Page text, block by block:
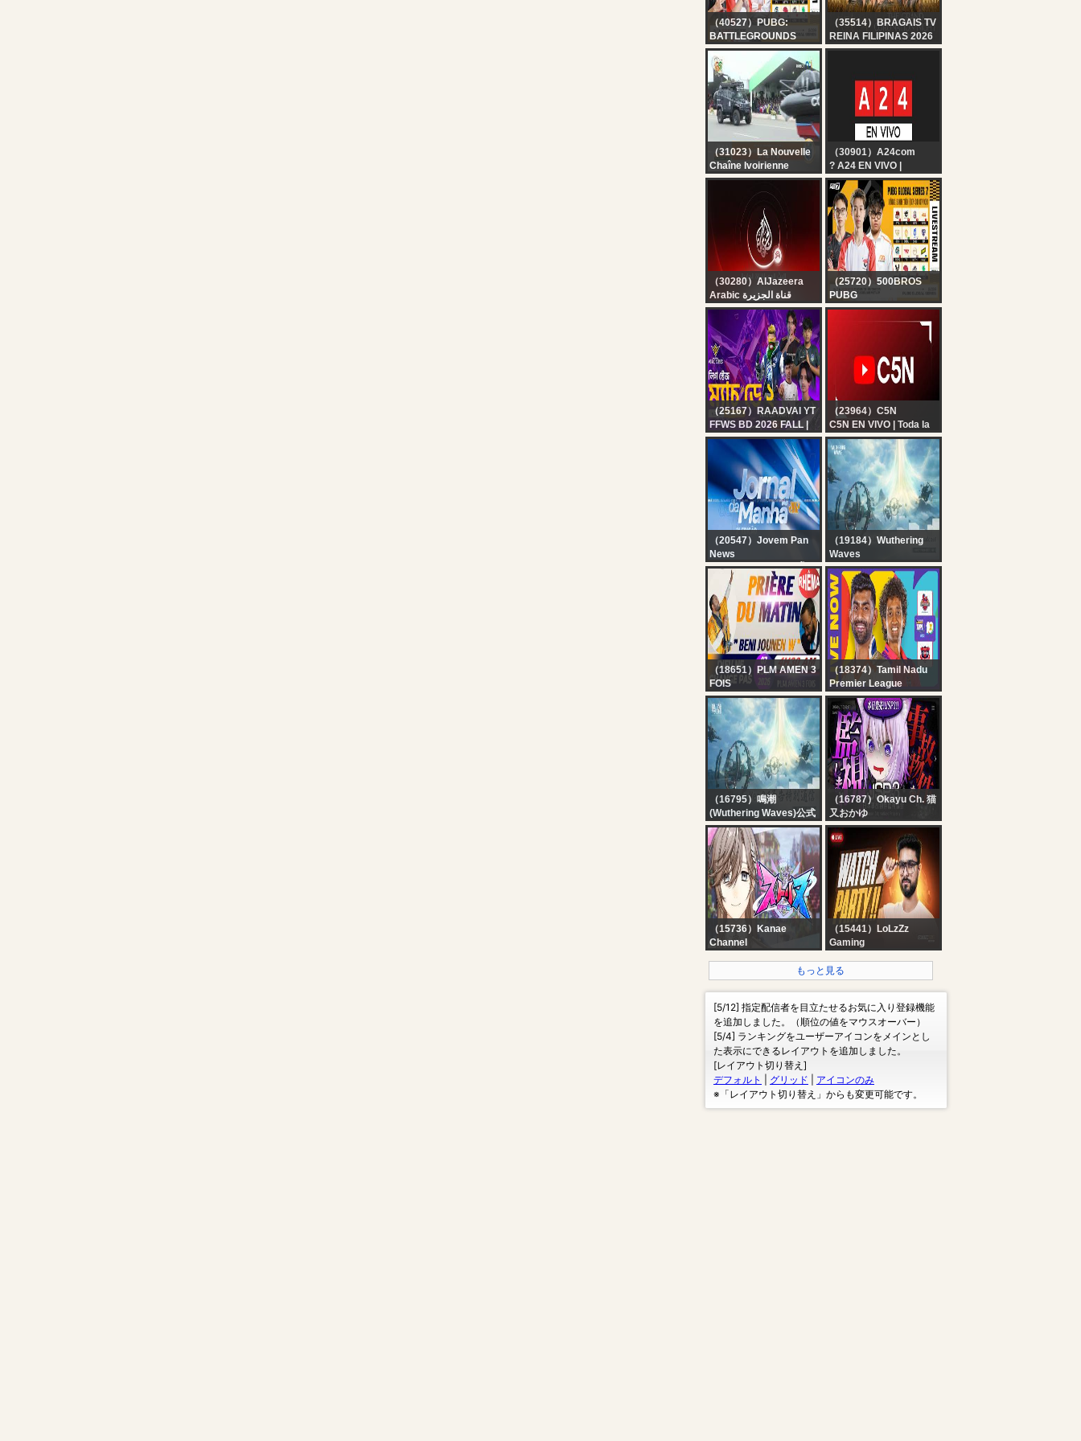
（40527）PUBG:
BATTLEGROUNDS
VIETNAM
? [PGS 7] Sinh Tồn: ??
AL, ?? GTE, ?? APG, ??
NAVI, ?? PeRo, ?? T1,
?? GEN, ?? MiTH, ??
FLC, TWIS,...
（35514）BRAGAIS TV
REINA FILIPINAS 2026
THE GRAND
（31023）La Nouvelle
Chaîne Ivoirienne
Cérémonie Officielle de
l’indépendance de la
Côte d’Ivoire | 66 ANS
（30901）A24com
? A24 EN VIVO |
Noticias de Argentina y
el mundo las 24 horas
（30280）AlJazeera
Arabic قناة الجزيرة
البث الحي لقناة الجزيرة |
التغطية مستمرة
（25720）500BROS
PUBG
? [PGS 7] Vòng Sinh
Tồn: AL, GTE, APG, T1,
（25167）RAADVAI YT
FFWS BD 2026 FALL |
লিগ স্টেজ ডে ২, WEEK 1
LIVE?| আমরা কি পারবো কলিফাই
করতে? || Garena Free
Fire ||
（23964）C5N
C5N EN VIVO | Toda la
información en un solo
lugar | Seguí la
transmisión las 24
horas
（20547）Jovem Pan
News
JORNAL DA MANHÃ -
2° EDIÇÃO - 07/08/2026
（19184）Wuthering
Waves
Wuthering Waves
Version 3.6 Preview
Special Broadcast
（18651）PLM AMEN 3
FOIS
BENI JOUNEN W ||
PRIÈRE DU MATIN ||
DIEU NE CHANGE PAS
|| 07 AOÛT 2026 || PLM
AMEN 3 FOIS...
（18374）Tamil Nadu
Premier League
LIVE NOW | Shriram
Capital TNPL 2026 |
Match 5 | CSG vs iDTT |
Match 6 | NRK vs DD
（16795）鳴潮
(Wuthering Waves)公式
『鳴潮』Ver3.6予告特別
通信
（16787）Okayu Ch. 猫
又おかゆ
【 ?JSP3 】本日発売?事
故物件を監視しま
す……? | 日本事故物件
監視協会3【 猫又おかゆ/
ホロライブ 】
（15736）Kanae
Channel
マイクラの世界に！？っ
てヤツ。 | ストリヌ /
（15441）LoLzZz
Gaming
GROUP STAGE DAY 2 |
EWC 2026 |
もっと見る
[5/12] 指定配信者を目立たせるお気に入り登録機能
を追加しました。（順位の値をマウスオーバー）
[5/4] ランキングをユーザーアイコンをメインとし
た表示にできるレイアウトを追加しました。
[レイアウト切り替え]
デフォルト
グリッド
アイコンのみ
※「レイアウト切り替え」からも変更可能です。